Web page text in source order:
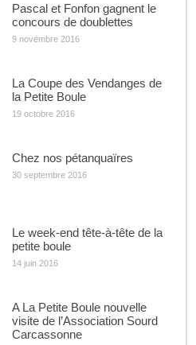
Pascal et Fonfon gagnent le
concours de doublettes
9 novembre 2016
La Coupe des Vendanges de
la Petite Boule
19 octobre 2016
Chez nos pétanquaïres
30 septembre 2016
Le week-end tête-à-tête de la
petite boule
14 juin 2016
A La Petite Boule nouvelle
visite de l’Association Sourd
Carcassonne